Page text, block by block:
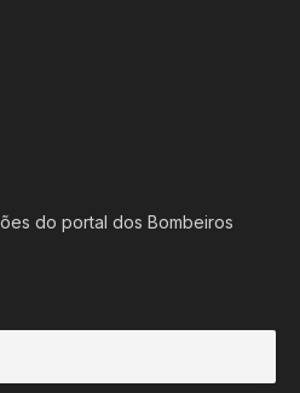
do portal dos Bombeiros